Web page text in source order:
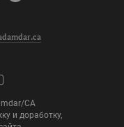
CA
и доработку,